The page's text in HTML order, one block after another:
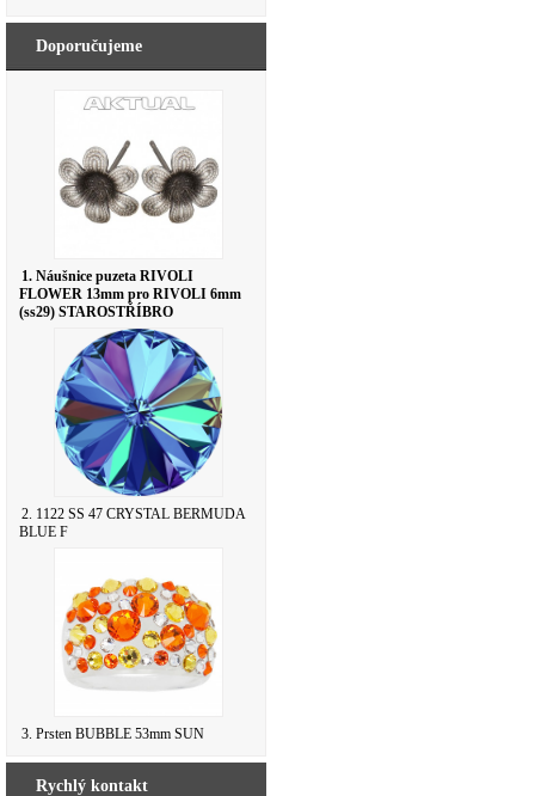
Doporučujeme
1. Náušnice puzeta RIVOLI
FLOWER 13mm pro RIVOLI 6mm
(ss29) STAROSTŘÍBRO
2. 1122 SS 47 CRYSTAL BERMUDA
BLUE F
3. Prsten BUBBLE 53mm SUN
Rychlý kontakt